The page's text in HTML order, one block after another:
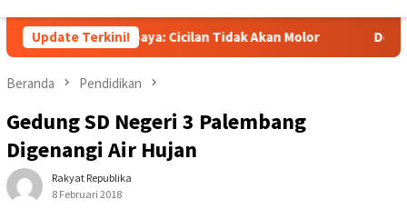
Update Terkini!
Purbaya: Cicilan Tidak Akan Molor Dorong Pelaku
Beranda Pendidikan
Gedung SD Negeri 3 Palembang
Digenangi Air Hujan
Rakyat Republika
8 Februari 2018